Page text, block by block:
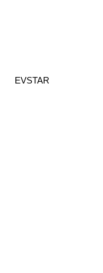
EVSTAR